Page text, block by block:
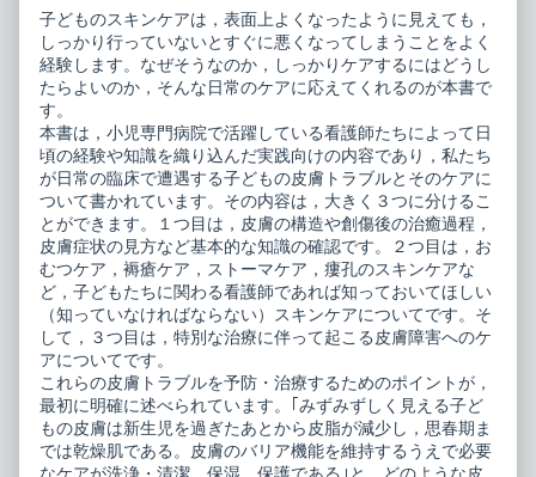
ド,
ア・
ビ
ジ
ュ
ア
ル
ガ
イ
ド
published
on
態
別
ス
キ
ン
ア・
ビ
ジ
ュ
ア
ル
ガ
イ
ド,
子どものスキンケアは，表面上よくなったように見えても，
しっかり行っていないとすぐに悪くなってしまうことをよく
経験します。なぜそうなのか，しっかりケアするにはどうし
たらよいのか，そんな日常のケアに応えてくれるのが本書で
す。
本書は，小児専門病院で活躍している看護師たちによって日
頃の経験や知識を織り込んだ実践向けの内容であり，私たち
が日常の臨床で遭遇する子どもの皮膚トラブルとそのケアに
ついて書かれています。その内容は，大きく３つに分けるこ
とができます。１つ目は，皮膚の構造や創傷後の治癒過程，
皮膚症状の見方など基本的な知識の確認です。２つ目は，お
むつケア，褥瘡ケア，ストーマケア，瘻孔のスキンケアな
ど，子どもたちに関わる看護師であれば知っておいてほしい
（知っていなければならない）スキンケアについてです。そ
して，３つ目は，特別な治療に伴って起こる皮膚障害へのケ
アについてです。
これらの皮膚トラブルを予防・治療するためのポイントが，
最初に明確に述べられています。｢みずみずしく見える子ど
もの皮膚は新生児を過ぎたあとから皮脂が減少し，思春期ま
では乾燥肌である。皮膚のバリア機能を維持するうえで必要